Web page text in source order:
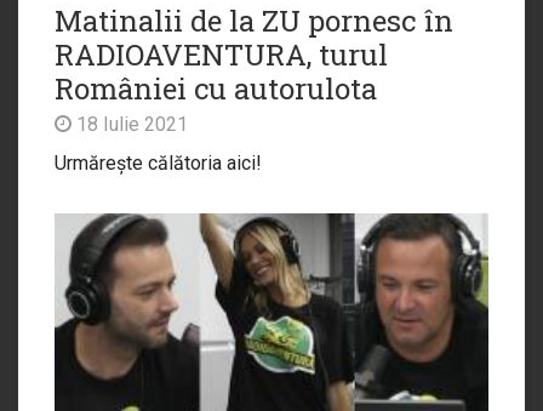
Matinalii de la ZU pornesc în
RADIOAVENTURA, turul
României cu autorulota
18 Iulie 2021
Urmărește călătoria aici!